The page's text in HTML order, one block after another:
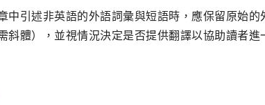
中引述非英語的外語詞彙與短語時，應保留原始
斜體），並視情況決定是否提供翻譯以協助讀者進